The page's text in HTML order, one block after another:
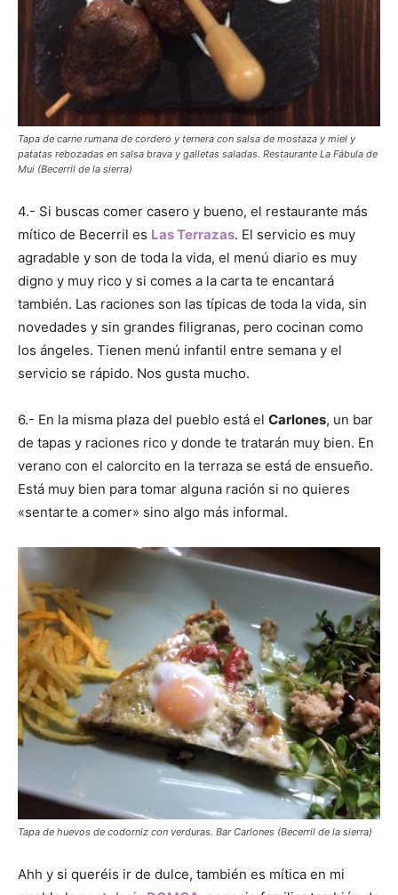
Tapa de carne rumana de cordero y ternera con salsa de mostaza y miel y
patatas rebozadas en salsa brava y galletas saladas. Restaurante La Fábula de
Mui (Becerril de la sierra)
4.- Si buscas comer casero y bueno, el restaurante más
mítico de Becerril es Las Terrazas. El servicio es muy
agradable y son de toda la vida, el menú diario es muy
digno y muy rico y si comes a la carta te encantará
también. Las raciones son las típicas de toda la vida, sin
novedades y sin grandes filigranas, pero cocinan como
los ángeles. Tienen menú infantil entre semana y el
servicio se rápido. Nos gusta mucho.
6.- En la misma plaza del pueblo está el Carlones, un bar
de tapas y raciones rico y donde te tratarán muy bien. En
verano con el calorcito en la terraza se está de ensueño.
Está muy bien para tomar alguna ración si no quieres
«sentarte a comer» sino algo más informal.
Tapa de huevos de codorniz con verduras. Bar Carlones (Becerril de la sierra)
Ahh y si queréis ir de dulce, también es mítica en mi